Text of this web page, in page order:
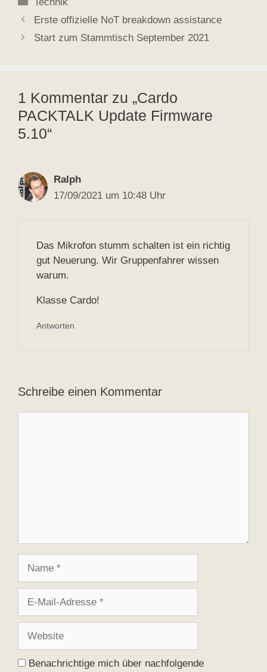
Erste offizielle NoT breakdown assistance
Start zum Stammtisch September 2021
1 Kommentar zu „Cardo
PACKTALK Update Firmware
5.10“
Ralph
17/09/2021 um 10:48 Uhr
Das Mikrofon stumm schalten ist ein richtig
gut Neuerung. Wir Gruppenfahrer wissen
warum.
Klasse Cardo!
Antworten
Schreibe einen Kommentar
Adresse
Benachrichtige mich über nachfolgende